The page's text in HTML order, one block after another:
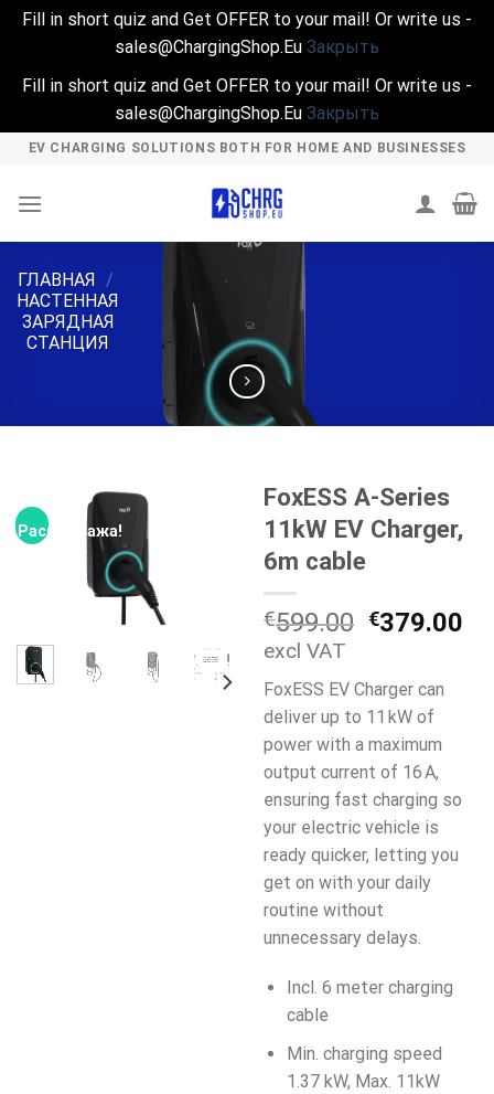
Fill in short quiz and Get OFFER to your mail! Or write us -
sales@ChargingShop.Eu Закрыть
Fill in short quiz and Get OFFER to your mail! Or write us -
sales@ChargingShop.Eu Закрыть
Skip
content
EV CHARGING SOLUTIONS BOTH FOR HOME AND BUSINESSES
ГЛАВНАЯ /
НАСТЕННАЯ
ЗАРЯДНАЯ
СТАНЦИЯ
Распродажа!
FoxESS A-Series
11kW EV Charger,
6m cable
€599.00
€599.00.
€379.00
excl VAT
FoxESS EV Charger can
deliver up to 11 kW of
power with a maximum
output current of 16 A,
ensuring fast charging so
your electric vehicle is
ready quicker, letting you
get on with your daily
routine without
unnecessary delays.
Incl. 6 meter charging
cable
Min. charging speed
1.37 kW, Max. 11kW